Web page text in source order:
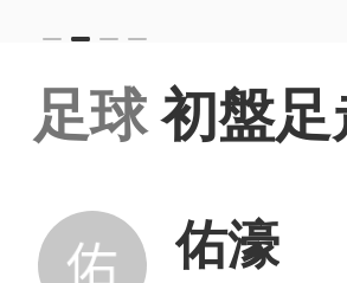
足球初盤足
佑濠